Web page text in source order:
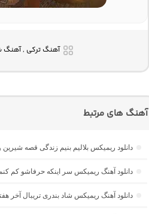
آهنگ ترکی , آهنگ
آهنگ های مرتبط
دانلود ریمیکس بلالیم بنیم زندگی قصه
دانلود آهنگ ریمیکس سر اینکه حرفاشو
دانلود آهنگ ریمیکس شاد بندری تریبال آخر